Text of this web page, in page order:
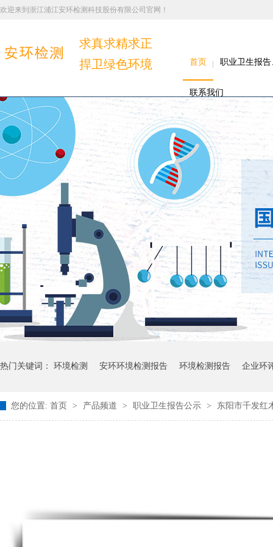
欢迎来到浙江浦江安环检测科技股份有限公司官网！
求真求精求正
捍卫绿色环境
首页 职业卫生报
联系我们
热门关键词： 环境检测 安环环境检测报告 环境检测报告 企业环
您的位置: 首页 > 产品频道 > 职业卫生报告公示 > 东阳市千发红